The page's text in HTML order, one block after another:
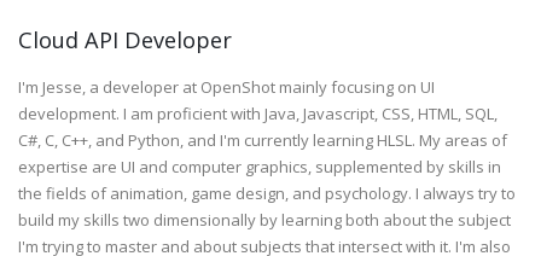
Cloud API Developer
I'm Jesse, a developer at OpenShot mainly focusing on UI
development. I am proficient with Java, Javascript, CSS, HTML, SQL,
C#, C, C++, and Python, and I'm currently learning HLSL. My areas of
expertise are UI and computer graphics, supplemented by skills in
the fields of animation, game design, and psychology. I always try to
build my skills two dimensionally by learning both about the subject
I'm trying to master and about subjects that intersect with it. I'm also